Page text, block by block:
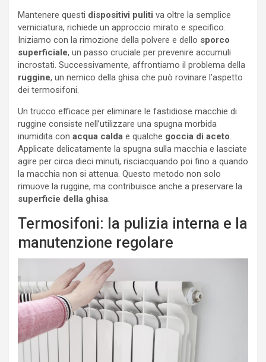
Mantenere questi dispositivi puliti va oltre la semplice
verniciatura, richiede un approccio mirato e specifico.
Iniziamo con la rimozione della polvere e dello sporco
superficiale, un passo cruciale per prevenire accumuli
incrostati. Successivamente, affrontiamo il problema della
ruggine, un nemico della ghisa che può rovinare l’aspetto
dei termosifoni.
Un trucco efficace per eliminare le fastidiose macchie di
ruggine consiste nell’utilizzare una spugna morbida
inumidita con acqua calda e qualche goccia di aceto.
Applicate delicatamente la spugna sulla macchia e lasciate
agire per circa dieci minuti, risciacquando poi fino a quando
la macchia non si attenua. Questo metodo non solo
rimuove la ruggine, ma contribuisce anche a preservare la
superficie della ghisa.
Termosifoni: la pulizia interna e la
manutenzione regolare